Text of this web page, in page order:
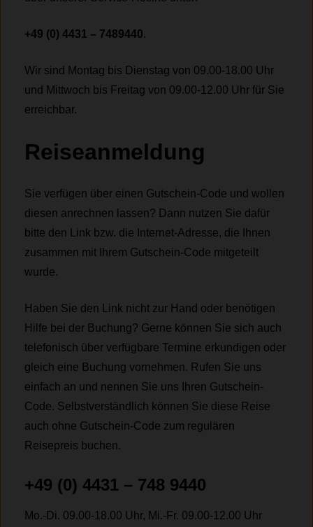
+49 (0) 4431 – 7489440.
Wir sind Montag bis Dienstag von 09.00-18.00 Uhr
und Mittwoch bis Freitag von 09.00-12.00 Uhr für Sie
erreichbar.
Reiseanmeldung
Sie verfügen über einen Gutschein-Code und wollen
diesen anrechnen lassen? Dann nutzen Sie dafür
bitte den Link bzw. die Internet-Adresse, die Ihnen
zusammen mit Ihrem Gutschein-Code mitgeteilt
wurde.
Haben Sie den Link nicht zur Hand oder benötigen
Hilfe bei der Buchung? Gerne können Sie sich auch
telefonisch über verfügbare Termine erkundigen oder
gleich eine Buchung vornehmen. Rufen Sie uns
einfach an und nennen Sie uns Ihren Gutschein-
Code. Selbstverständlich können Sie diese Reise
auch ohne Gutschein-Code zum regulären
Reisepreis buchen.
+49 (0) 4431 – 748 9440
Mo.-Di. 09.00-18.00 Uhr, Mi.-Fr. 09.00-12.00 Uhr